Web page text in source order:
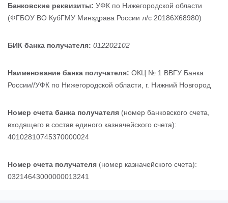
Банковские реквизиты: УФК по Нижегородской области
(ФГБОУ ВО КубГМУ Минздрава России л/с 20186Х68980)
БИК банка получателя: 012202102
Наименование банка получателя: ОКЦ № 1 ВВГУ Банка
России//УФК по Нижегородской области, г. Нижний Новгород
Номер счета банка получателя (номер банковского счета,
входящего в состав единого казначейского счета):
40102810745370000024
Номер счета получателя (номер казначейского счета):
03214643000000013241